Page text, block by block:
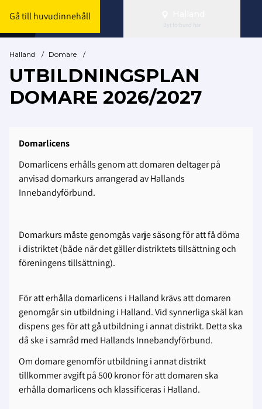
Gå till huvudinnehåll
Byt förbund här
Halland / Domare /
UTBILDNINGSPLAN
DOMARE 2026/2027
Domarlicens
Domarlicens erhålls genom att domaren deltager på
anvisad domarkurs arrangerad av Hallands
Innebandyförbund.
Domarkurs måste genomgås varje säsong för att få döma
i distriktet (både när det gäller distriktets tillsättning och
föreningens tillsättning).
För att erhålla domarlicens i Halland krävs att domaren
genomgår sin utbildning i Halland. Vid synnerliga skäl kan
dispens ges för att gå utbildning i annat distrikt. Detta ska
då ske i samråd med Hallands Innebandyförbund.
Om domare genomför utbildning i annat distrikt
tillkommer avgift på 500 kronor för att domaren ska
erhålla domarlicens och klassificeras i Halland.